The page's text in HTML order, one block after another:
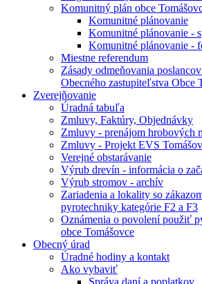
Komunitný plán obce
Komunitné plánovanie
Komunitné plánovanie -
Komunitné plánovanie -
Miestne referendum
Zásady odmeňovania
Obecného zastupiteľstva Obce
Zverejňovanie
Úradná tabuľa
Zmluvy, Faktúry, Objednávky
Zmluvy - prenájom hrobových
Zmluvy - Projekt EVS
Verejné obstarávanie
Výrub drevín - informácia o
Výrub stromov - archív
Zariadenia a lokality so
pyrotechniky kategórie F2 a F3
Oznámenia o povolení použiť
obce Tomášovce
Obecný úrad
Úradné hodiny a kontakt
Ako vybaviť
Správa daní a poplatkov